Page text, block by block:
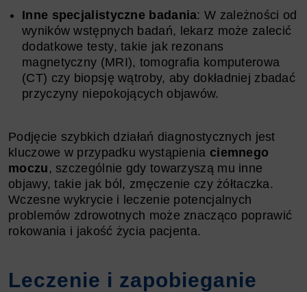
Inne specjalistyczne badania: W zależności od
wyników wstępnych badań, lekarz może zalecić
dodatkowe testy, takie jak rezonans
magnetyczny (MRI), tomografia komputerowa
(CT) czy biopsję wątroby, aby dokładniej zbadać
przyczyny niepokojących objawów.
Podjęcie szybkich działań diagnostycznych jest
kluczowe w przypadku wystąpienia ciemnego
moczu, szczególnie gdy towarzyszą mu inne
objawy, takie jak ból, zmęczenie czy żółtaczka.
Wczesne wykrycie i leczenie potencjalnych
problemów zdrowotnych może znacząco poprawić
rokowania i jakość życia pacjenta.
Leczenie i zapobieganie